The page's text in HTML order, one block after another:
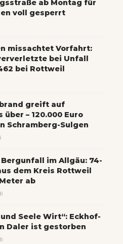
ab Montag für
voll gesperrt
missachtet Vorfahrt:
bei Unfall
bei Rottweil
greift auf
über – 120.000 Euro
Schramberg-Sulgen
im Allgäu: 74-
dem Kreis Rottweil
ab
Seele Wirt“: Eckhof-
Daler ist gestorben